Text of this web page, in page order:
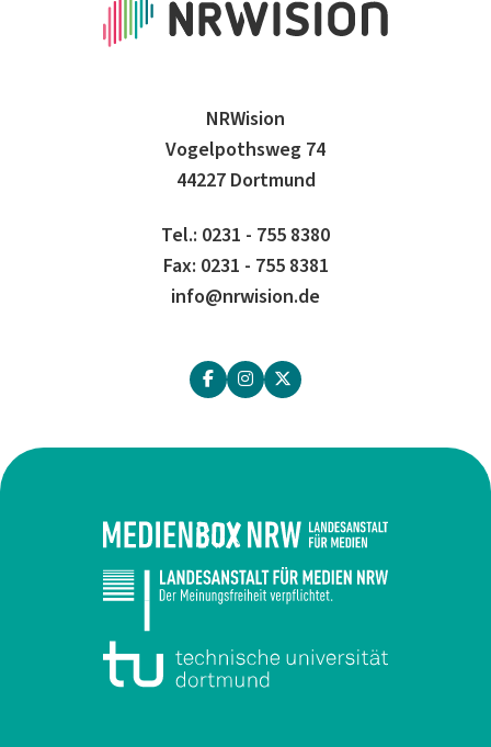
NRWision
Vogelpothsweg 74
44227 Dortmund
Tel.: 0231 - 755 8380
Fax: 0231 - 755 8381
info@nrwision.de